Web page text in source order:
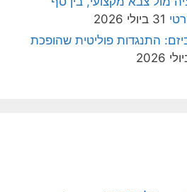
31 ביולי 2026
התנגדות פוליטית שהופכת